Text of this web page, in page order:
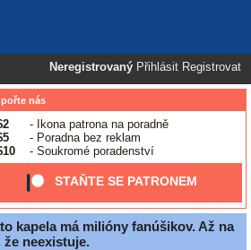
Neregistrovaný Přihlásit Registrovat
nás
- Ikona patrona na poradně
- Poradna bez reklam
- Soukromé poradenství
STAŇTE SE PATRONEM
kapela má milióny fanúšikov. Až na
že neexistuje.